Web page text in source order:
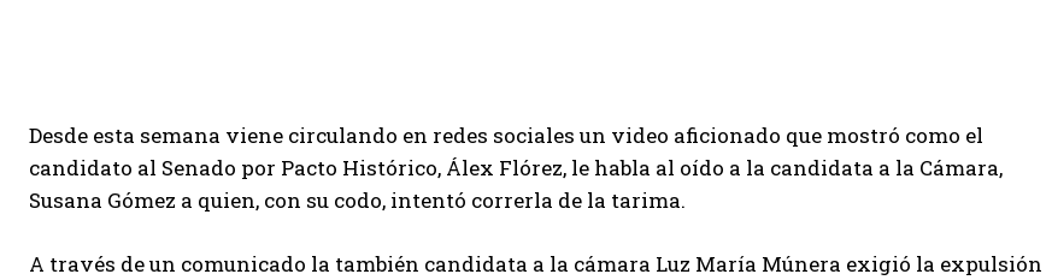
Desde esta semana viene circulando en redes sociales un video aficionado que mostró como el
candidato al Senado por Pacto Histórico, Álex Flórez, le habla al oído a la candidata a la Cámara,
Susana Gómez a quien, con su codo, intentó correrla de la tarima.
A través de un comunicado la también candidata a la cámara Luz María Múnera exigió la expulsión